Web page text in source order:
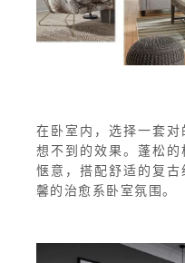
在卧室内，选择一套
想不到的效果。蓬松
惬意，搭配舒适的复
馨的治愈系卧室氛围。